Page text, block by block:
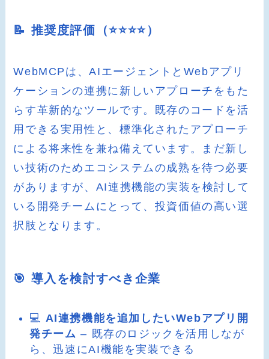
📝 推奨度評価（⭐️⭐️⭐️⭐️）
WebMCPは、AIエージェントとWebアプリ
ケーションの連携に新しいアプローチをもた
らす革新的なツールです。既存のコードを活
用できる実用性と、標準化されたアプローチ
による将来性を兼ね備えています。まだ新し
い技術のためエコシステムの成熟を待つ必要
がありますが、AI連携機能の実装を検討して
いる開発チームにとって、投資価値の高い選
択肢となります。
🎯 導入を検討すべき企業
💻 AI連携機能を追加したいWebアプリ開
発チーム – 既存のロジックを活用しなが
ら、迅速にAI機能を実装できる